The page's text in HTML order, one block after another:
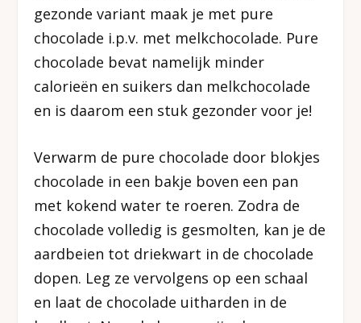
gezonde variant maak je met pure
chocolade i.p.v. met melkchocolade. Pure
chocolade bevat namelijk minder
calorieën en suikers dan melkchocolade
en is daarom een stuk gezonder voor je!
Verwarm de pure chocolade door blokjes
chocolade in een bakje boven een pan
met kokend water te roeren. Zodra de
chocolade volledig is gesmolten, kan je de
aardbeien tot driekwart in de chocolade
dopen. Leg ze vervolgens op een schaal
en laat de chocolade uitharden in de